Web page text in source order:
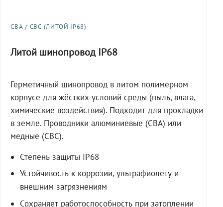
СВА / СВС (ЛИТОЙ IP68)
Литой шинопровод IP68
Герметичный шинопровод в литом полимерном
корпусе для жёстких условий среды (пыль, влага,
химические воздействия). Подходит для прокладки
в земле. Проводники алюминиевые (СВА) или
медные (СВС).
Степень защиты IP68
Устойчивость к коррозии, ультрафиолету и
внешним загрязнениям
Сохраняет работоспособность при затоплении